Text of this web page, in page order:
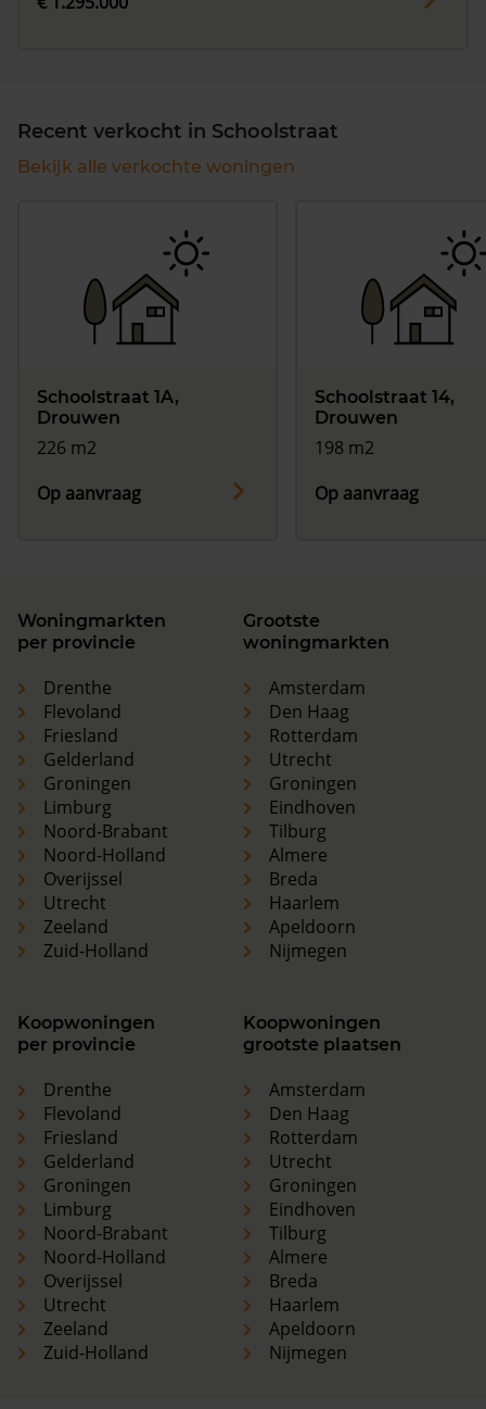
Recent verkocht in Schoolstraat
Bekijk alle verkochte woningen
Schoolstraat 1A,
Drouwen
226 m2
Op aanvraag
Schoolstraat 14,
Drouwen
198 m2
Op aanvraag
Woningmarkten
per provincie
Drenthe
Flevoland
Friesland
Gelderland
Groningen
Limburg
Noord-Brabant
Noord-Holland
Overijssel
Utrecht
Zeeland
Zuid-Holland
Grootste
woningmarkten
Amsterdam
Den Haag
Rotterdam
Utrecht
Groningen
Eindhoven
Tilburg
Almere
Breda
Haarlem
Apeldoorn
Nijmegen
Koopwoningen
per provincie
Drenthe
Flevoland
Friesland
Gelderland
Groningen
Limburg
Noord-Brabant
Noord-Holland
Overijssel
Utrecht
Zeeland
Zuid-Holland
Koopwoningen
grootste plaatsen
Amsterdam
Den Haag
Rotterdam
Utrecht
Groningen
Eindhoven
Tilburg
Almere
Breda
Haarlem
Apeldoorn
Nijmegen